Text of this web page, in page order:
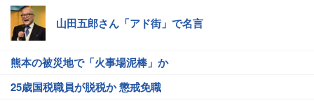
山田五郎さん「アド街」で名言
熊本の被災地で「火事場泥棒」か
25歳国税職員が脱税か 懲戒免職